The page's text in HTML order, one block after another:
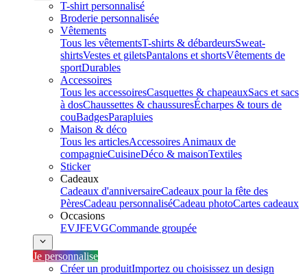
T-shirt personnalisé
Broderie personnalisée
Vêtements
Tous les vêtementsT-shirts & débardeursSweat-
shirtsVestes et giletsPantalons et shortsVêtements de
sportDurables
Accessoires
Tous les accessoiresCasquettes & chapeauxSacs et sacs
à dosChaussettes & chaussuresÉcharpes & tours de
couBadgesParapluies
Maison & déco
Tous les articlesAccessoires Animaux de
compagnieCuisineDéco & maisonTextiles
Sticker
Cadeaux
Cadeaux d'anniversaireCadeaux pour la fête des
PèresCadeau personnaliséCadeau photoCartes cadeaux
Occasions
EVJFEVGCommande groupée
Je personnalise
Créer un produitImportez ou choisissez un design